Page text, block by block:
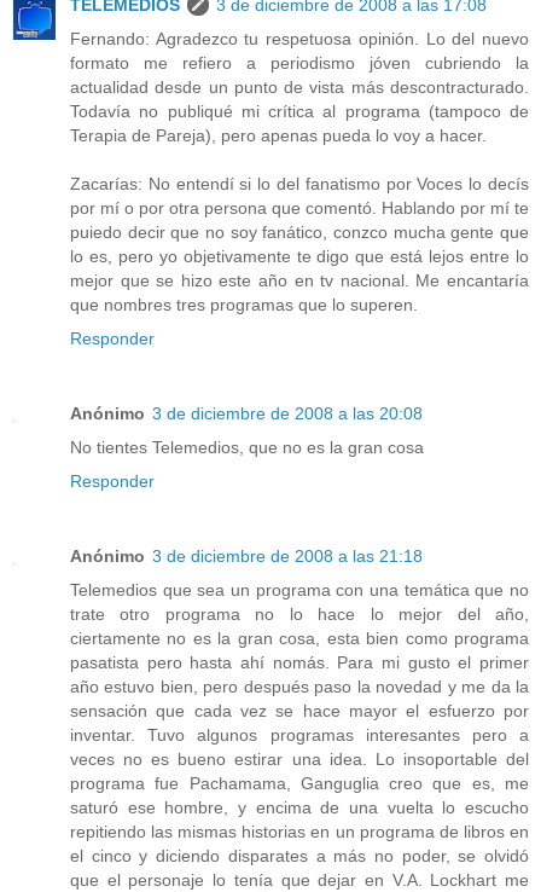
TELEMEDIOS
3 de diciembre de 2008 a las 17:08
Fernando: Agradezco tu respetuosa opinión. Lo del nuevo
formato me refiero a periodismo jóven cubriendo la
actualidad desde un punto de vista más descontracturado.
Todavía no publiqué mi crítica al programa (tampoco de
Terapia de Pareja), pero apenas pueda lo voy a hacer.
Zacarías: No entendí si lo del fanatismo por Voces lo decís
por mí o por otra persona que comentó. Hablando por mí te
puiedo decir que no soy fanático, conzco mucha gente que
lo es, pero yo objetivamente te digo que está lejos entre lo
mejor que se hizo este año en tv nacional. Me encantaría
que nombres tres programas que lo superen.
Responder
Anónimo 3 de diciembre de 2008 a las 20:08
No tientes Telemedios, que no es la gran cosa
Responder
Anónimo 3 de diciembre de 2008 a las 21:18
Telemedios que sea un programa con una temática que no
trate otro programa no lo hace lo mejor del año,
ciertamente no es la gran cosa, esta bien como programa
pasatista pero hasta ahí nomás. Para mi gusto el primer
año estuvo bien, pero después paso la novedad y me da la
sensación que cada vez se hace mayor el esfuerzo por
inventar. Tuvo algunos programas interesantes pero a
veces no es bueno estirar una idea. Lo insoportable del
programa fue Pachamama, Ganguglia creo que es, me
saturó ese hombre, y encima de una vuelta lo escucho
repitiendo las mismas historias en un programa de libros en
el cinco y diciendo disparates a más no poder, se olvidó
que el personaje lo tenía que dejar en V.A. Lockhart me